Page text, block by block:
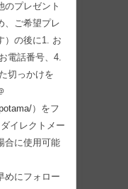
のプレゼント
、ご希望プレ
）の後に1. お
電話番号、4.
切っかけを
）をフ
イレクトメー
合に使用可能
めにフォロー